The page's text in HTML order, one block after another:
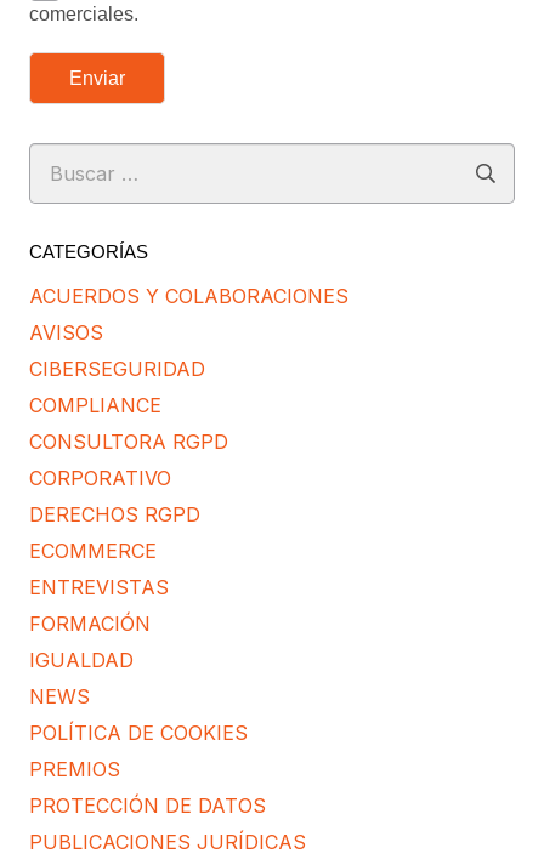
comerciales.
Enviar
Buscar:
CATEGORÍAS
ACUERDOS Y COLABORACIONES
AVISOS
CIBERSEGURIDAD
COMPLIANCE
CONSULTORA RGPD
CORPORATIVO
DERECHOS RGPD
ECOMMERCE
ENTREVISTAS
FORMACIÓN
IGUALDAD
NEWS
POLÍTICA DE COOKIES
PREMIOS
PROTECCIÓN DE DATOS
PUBLICACIONES JURÍDICAS